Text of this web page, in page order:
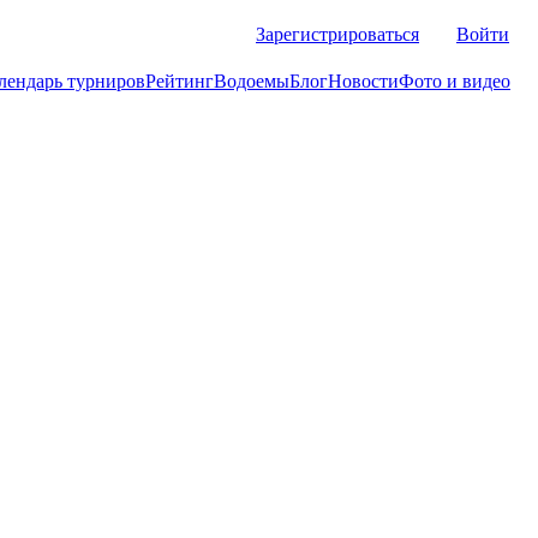
Зарегистрироваться Войти
турнировРейтингВодоемыБлогНовостиФото и видео